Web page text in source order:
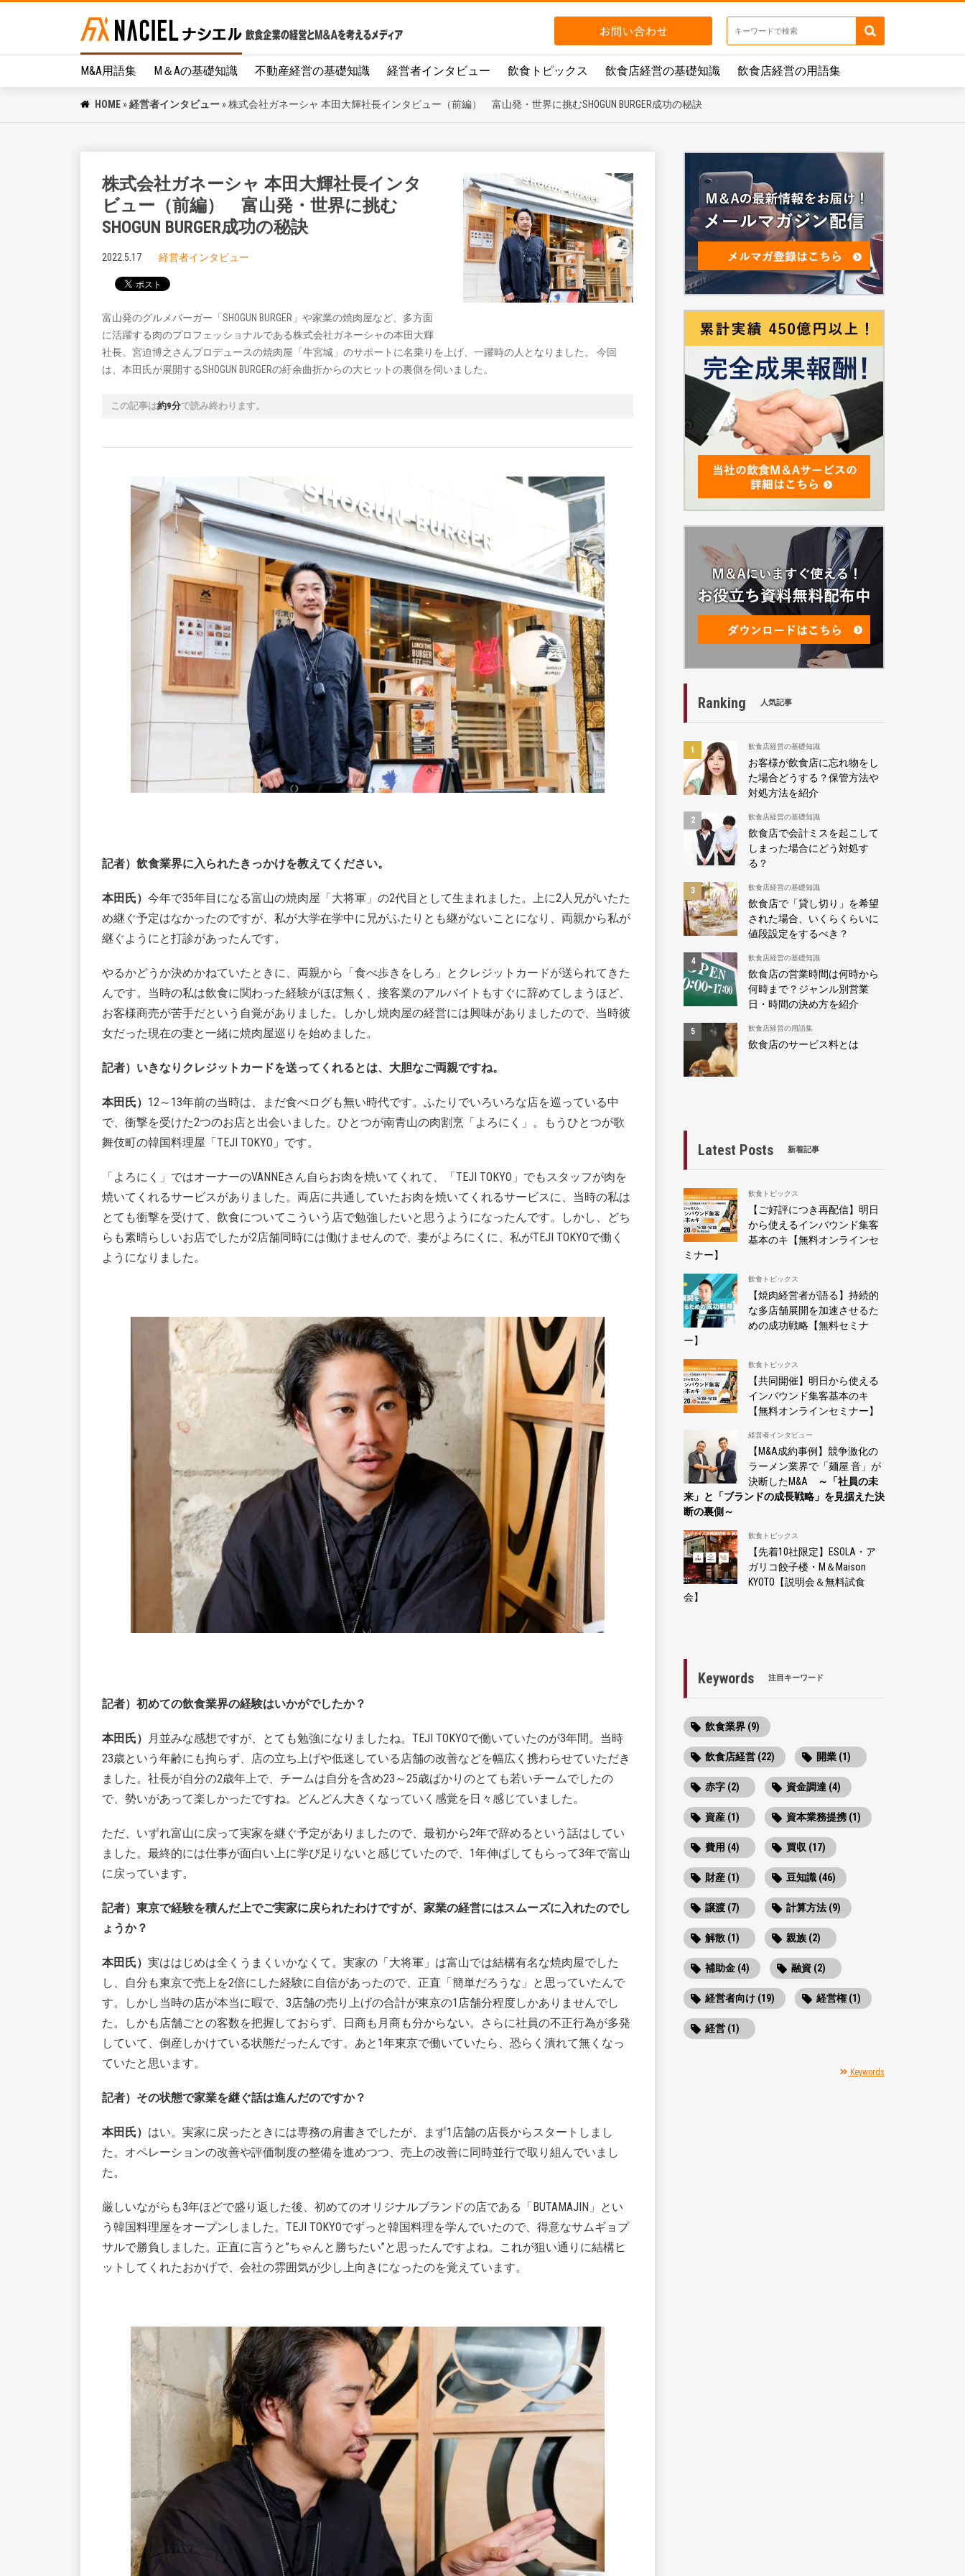
M&A用語集 M＆Aの基礎知識 不動産経営の基礎知識 経営者インタビュー 飲食トピックス 飲食店経営の基礎知識 飲食店経営の用語集
HOME »経営者インタビュー »株式会社ガネーシャ 本田大輝社長インタビュー（前編） 富山発・世界に挑むSHOGUN BURGER成功の秘訣
株式会社ガネーシャ 本田大輝社長インタ
ビュー（前編） 富山発・世界に挑む
SHOGUN BURGER成功の秘訣
2022.5.17 経営者インタビュー
富山発のグルメバーガー「SHOGUN BURGER」や家業の焼肉屋など、多方面
に活躍する肉のプロフェッショナルである株式会社ガネーシャの本田大輝
社長。宮迫博之さんプロデュースの焼肉屋「牛宮城」のサポートに名乗りを上げ、一躍時の人となりました。 今回
は、本田氏が展開するSHOGUN BURGERの紆余曲折からの大ヒットの裏側を伺いました。
この記事は約9分で読み終わります。
記者）飲食業界に入られたきっかけを教えてください。
本田氏） 今年で35年目になる富山の焼肉屋「大将軍」の2代目として生まれました。上に2人兄がいたた
め継ぐ予定はなかったのですが、私が大学在学中に兄がふたりとも継がないことになり、両親から私が
継ぐようにと打診があったんです。
やるかどうか決めかねていたときに、両親から「食べ歩きをしろ」とクレジットカードが送られてきた
んです。当時の私は飲食に関わった経験がほぼ無く、接客業のアルバイトもすぐに辞めてしまうほど、
お客様商売が苦手だという自覚がありました。しかし焼肉屋の経営には興味がありましたので、当時彼
女だった現在の妻と一緒に焼肉屋巡りを始めました。
記者）いきなりクレジットカードを送ってくれるとは、大胆なご両親ですね。
本田氏） 12～13年前の当時は、まだ食べログも無い時代です。ふたりでいろいろな店を巡っている中
で、衝撃を受けた2つのお店と出会いました。ひとつが南青山の肉割烹「よろにく」。もうひとつが歌
舞伎町の韓国料理屋「TEJI TOKYO」です。
「よろにく」ではオーナーのVANNEさん自らお肉を焼いてくれて、「TEJI TOKYO」でもスタッフが肉を
焼いてくれるサービスがありました。両店に共通していたお肉を焼いてくれるサービスに、当時の私は
とても衝撃を受けて、飲食についてこういう店で勉強したいと思うようになったんです。しかし、どち
らも素晴らしいお店でしたが2店舗同時には働けませんので、妻がよろにくに、私がTEJI TOKYOで働く
ようになりました。
記者）初めての飲食業界の経験はいかがでしたか？
本田氏） 月並みな感想ですが、とても勉強になりましたね。TEJI TOKYOで働いていたのが3年間。当時
23歳という年齢にも拘らず、店の立ち上げや低迷している店舗の改善などを幅広く携わらせていただき
ました。社長が自分の2歳年上で、チームは自分を含め23～25歳ばかりのとても若いチームでしたの
で、勢いがあって楽しかったですね。どんどん大きくなっていく感覚を日々感じていました。
ただ、いずれ富山に戻って実家を継ぐ予定がありましたので、最初から2年で辞めるという話はしてい
ました。最終的には仕事が面白い上に学び足りないと感じていたので、1年伸ばしてもらって3年で富山
に戻っています。
記者）東京で経験を積んだ上でご実家に戻られたわけですが、家業の経営にはスムーズに入れたのでし
ょうか？
本田氏） 実ははじめは全くうまくいかなくて。実家の「大将軍」は富山では結構有名な焼肉屋でした
し、自分も東京で売上を2倍にした経験に自信があったので、正直「簡単だろうな」と思っていたんで
す。しかし当時の店が本当に暇で、3店舗の売り上げの合計が東京の1店舗分程度しかありませんでし
た。しかも店舗ごとの客数を把握しておらず、日商も月商も分からない。さらに社員の不正行為が多発
していて、倒産しかけている状態だったんです。あと1年東京で働いていたら、恐らく潰れて無くなっ
ていたと思います。
記者）その状態で家業を継ぐ話は進んだのですか？
本田氏） はい。実家に戻ったときには専務の肩書きでしたが、まず1店舗の店長からスタートしまし
た。オペレーションの改善や評価制度の整備を進めつつ、売上の改善に同時並行で取り組んでいまし
た。
厳しいながらも3年ほどで盛り返した後、初めてのオリジナルブランドの店である「BUTAMAJIN」とい
う韓国料理屋をオープンしました。TEJI TOKYOでずっと韓国料理を学んでいたので、得意なサムギョプ
サルで勝負しました。正直に言うと”ちゃんと勝ちたい”と思ったんですよね。これが狙い通りに結構ヒ
ットしてくれたおかげで、会社の雰囲気が少し上向きになったのを覚えています。
Ranking 人気記事
飲食店経営の基礎知識
お客様が飲食店に忘れ物をし
た場合どうする？保管方法や
対処方法を紹介
飲食店経営の基礎知識
飲食店で会計ミスを起こして
しまった場合にどう対処す
る？
飲食店経営の基礎知識
飲食店で「貸し切り」を希望
された場合、いくらくらいに
値段設定をするべき？
飲食店経営の基礎知識
飲食店の営業時間は何時から
何時まで？ジャンル別営業
日・時間の決め方を紹介
飲食店経営の用語集
飲食店のサービス料とは
Latest Posts 新着記事
飲食トピックス
【ご好評につき再配信】明日
から使えるインバウンド集客
基本のキ【無料オンラインセ
ミナー】
飲食トピックス
【焼肉経営者が語る】持続的
な多店舗展開を加速させるた
めの成功戦略【無料セミナ
ー】
飲食トピックス
【共同開催】明日から使える
インバウンド集客基本のキ
【無料オンラインセミナー】
経営者インタビュー
【M&A成約事例】競争激化の
ラーメン業界で「麺屋 音」が
決断したM&A
～「社員の未
来」と「ブランドの成長戦略」を見据えた決
断の裏側～
飲食トピックス
【先着10社限定】ESOLA・ア
ガリコ餃子楼・M＆Maison
KYOTO【説明会＆無料試食
会】
Keywords 注目キーワード
飲食業界 (9)
飲食店経営 (22) 開業 (1)
赤字 (2) 資金調達 (4)
資産 (1) 資本業務提携 (1)
費用 (4) 買収 (17)
財産 (1) 豆知識 (46)
譲渡 (7) 計算方法 (9)
解散 (1) 親族 (2)
補助金 (4) 融資 (2)
経営者向け (19) 経営権 (1)
経営 (1)
Keywords